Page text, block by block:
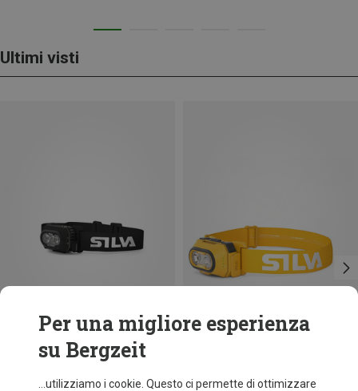
Ultimi visti
Risparmi 23%
Silva
Per una migliore esperienza
su Bergzeit
...utilizziamo i cookie. Questo ci permette di ottimizzare